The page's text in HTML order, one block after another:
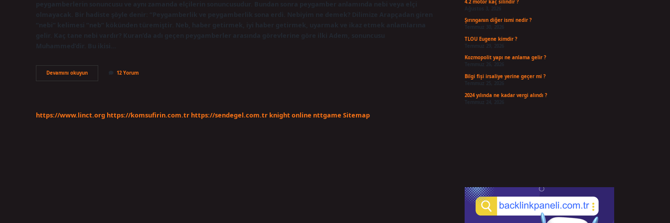
peygamberlerin sonuncusu ve aynı zamanda elçilerin sonuncusudur. Bundan sonra peygamber anlamında nebi veya elçi
olmayacak. Bir hadiste şöyle denir: “Peygamberlik ve peygamberlik sona erdi. Nebiyim ne demek? Dilimize Arapçadan giren
“nebi” kelimesi “neb” kökünden türemiştir. Neb, haber getirmek, iyi haber getirmek, uyarmak ve ikaz etmek anlamlarına
gelir. Kaç tane nebi vardır? Kuran’da adı geçen peygamberler arasında görevlerine göre ilki Adem, sonuncusu
Muhammed’dir. Bu ikisi…
Devamını okuyunNebi
Insan
12 Yorum
https://www.linct.org https://komsufirin.com.tr https://sendegel.com.tr knight online nttgame Sitemap
4.2 motor kaç silindir ?
Ağustos 3, 2026
Şırınganın diğer ismi nedir ?
TLOU Eugene kimdir ?
Temmuz 29, 2026
Kozmopolit yapı ne anlama gelir ?
Bilgi fişi irsaliye yerine geçer mi ?
Temmuz 25, 2026
2024 yılında ne kadar vergi alındı ?